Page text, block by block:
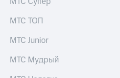
Акционерный
Контроль
аудит
акций
МТС ТОП
МТС Junior
МТС Мудрый